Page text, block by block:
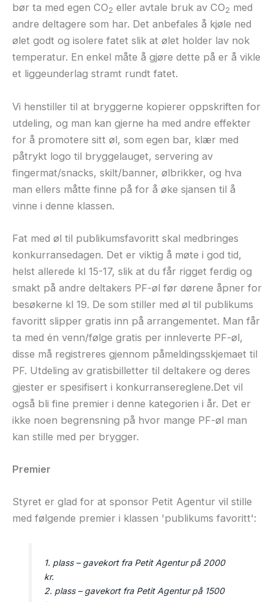
bør ta med egen CO2 eller avtale bruk av CO2 med
andre deltagere som har. Det anbefales å kjøle ned
ølet godt og isolere fatet slik at ølet holder lav nok
temperatur. En enkel måte å gjøre dette på er å vikle
et liggeunderlag stramt rundt fatet.
Vi henstiller til at bryggerne kopierer oppskriften for
utdeling, og man kan gjerne ha med andre effekter
for å promotere sitt øl, som egen bar, klær med
påtrykt logo til bryggelauget, servering av
fingermat/snacks, skilt/banner, ølbrikker, og hva
man ellers måtte finne på for å øke sjansen til å
vinne i denne klassen.
Fat med øl til publikumsfavoritt skal medbringes
konkurransedagen. Det er viktig å møte i god tid,
helst allerede kl 15-17, slik at du får rigget ferdig og
smakt på andre deltakers PF-øl før dørene åpner for
besøkerne kl 19. De som stiller med øl til publikums
favoritt slipper gratis inn på arrangementet. Man får
ta med én venn/følge gratis per innleverte PF-øl,
disse må registreres gjennom påmeldingsskjemaet til
PF. Utdeling av gratisbilletter til deltakere og deres
gjester er spesifisert i konkurransereglene.Det vil
også bli fine premier i denne kategorien i år. Det er
ikke noen begrensning på hvor mange PF-øl man
kan stille med per brygger.
Premier
Styret er glad for at sponsor Petit Agentur vil stille
med følgende premier i klassen 'publikums favoritt':
1. plass – gavekort fra Petit Agentur på 2000
kr.
2. plass – gavekort fra Petit Agentur på 1500